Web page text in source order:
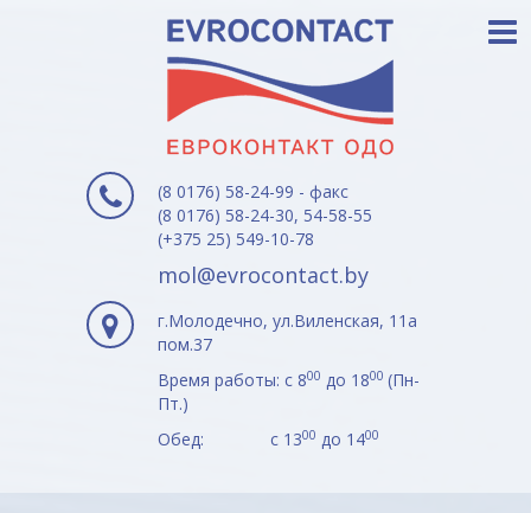
(8 0176) 58-24-99 - факс
(8 0176) 58-24-30, 54-58-55
(+375 25) 549-10-78
mol@evrocontact.by
г.Молодечно, ул.Виленская, 11а
пом.37
Время работы: с 800 до 1800 (Пн-
Пт.)
Обед: с 1300 до 1400